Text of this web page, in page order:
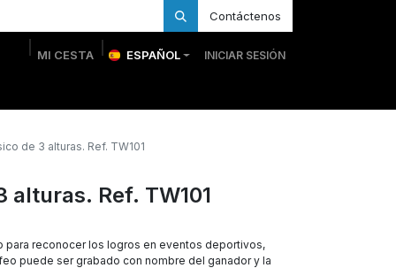
Contáctenos
MI CESTA ESPAÑOL INICIAR SESIÓN
de 3 alturas. Ref. TW101
alturas. Ref. TW101
reconocer los logros en eventos deportivos,
puede ser grabado con nombre del ganador y la